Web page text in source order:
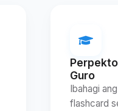
Guro
Ibahagi
flashcard